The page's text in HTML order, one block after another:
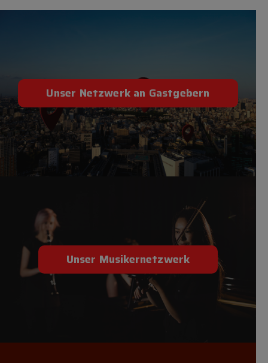
Unser Netzwerk an Gastgebern
Unser Musikernetzwerk